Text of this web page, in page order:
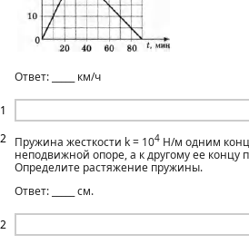
1
Ответ: _____ км/ч
2
2
Пружина жесткости k = 104 Н/м одним
неподвижной опоре, а к другому ее концу
Определите растяжение пружины.
Ответ: _____ см.